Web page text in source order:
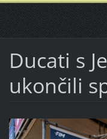
Ducati s
ukončili